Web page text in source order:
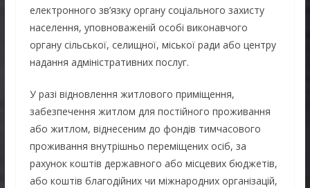
електронного зв’язку органу соціального захисту
населення, уповноваженій особі виконавчого
органу сільської, селищної, міської ради або центру
надання адміністративних послуг.
У разі відновлення житлового приміщення,
забезпечення житлом для постійного проживання
або житлом, віднесеним до фондів тимчасового
проживання внутрішньо переміщених осіб, за
рахунок коштів державного або місцевих бюджетів,
або коштів благодійних чи міжнародних організацій,